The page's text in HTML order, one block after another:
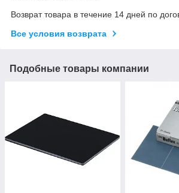
Возврат товара в течение 14 дней по
Все условия возврата
Подобные товары компании